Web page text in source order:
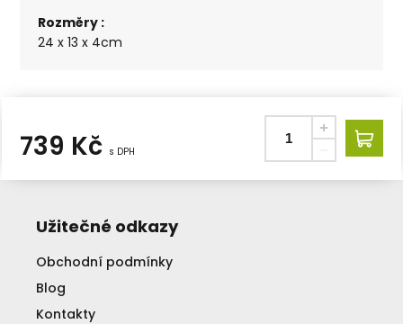
Rozměry :
24 x 13 x 4cm
739 Kč s DPH
Užitečné odkazy
Obchodní podmínky
Blog
Kontakty